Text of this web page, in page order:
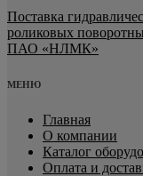
Поставка
роликовых
ПАО «НЛМК»
МЕНЮ
Главная
О компании
Каталог
Оплата и